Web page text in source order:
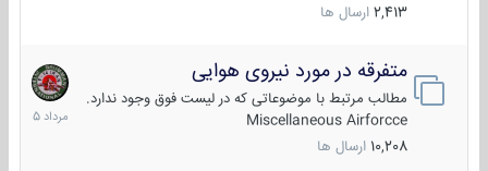
2,413 ارسال ها
متفرقه در مورد نیروی هوایی
مطالب مرتبط با موضوعاتی که در لیست فوق وجود ندارد.
Miscellaneous Airforcce
10,208 ارسال ها
7
مرداد
1405